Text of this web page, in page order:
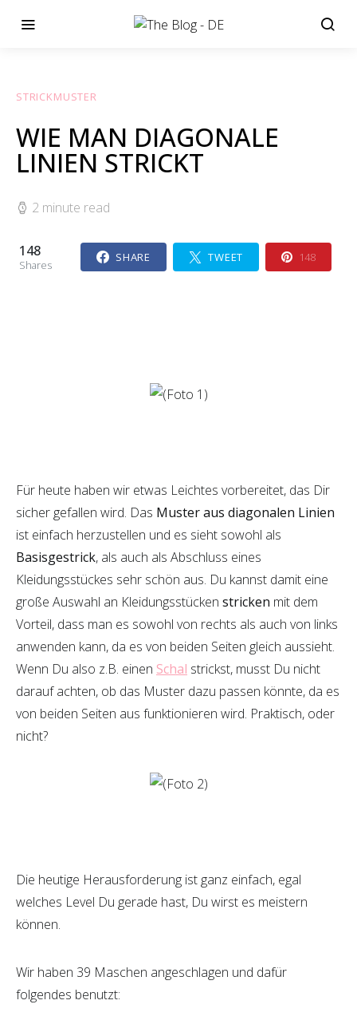
STRICKMUSTER
WIE MAN DIAGONALE
LINIEN STRICKT
2 minute read
148
Shares
SHARE TWEET 148
Für heute haben wir etwas Leichtes vorbereitet, das Dir
sicher gefallen wird. Das Muster aus diagonalen Linien
ist einfach herzustellen und es sieht sowohl als
Basisgestrick, als auch als Abschluss eines
Kleidungsstückes sehr schön aus. Du kannst damit eine
große Auswahl an Kleidungsstücken stricken mit dem
Vorteil, dass man es sowohl von rechts als auch von links
anwenden kann, da es von beiden Seiten gleich aussieht.
Wenn Du also z.B. einen Schal strickst, musst Du nicht
darauf achten, ob das Muster dazu passen könnte, da es
von beiden Seiten aus funktionieren wird. Praktisch, oder
nicht?
Die heutige Herausforderung ist ganz einfach, egal
welches Level Du gerade hast, Du wirst es meistern
können.
Wir haben 39 Maschen angeschlagen und dafür
folgendes benutzt: